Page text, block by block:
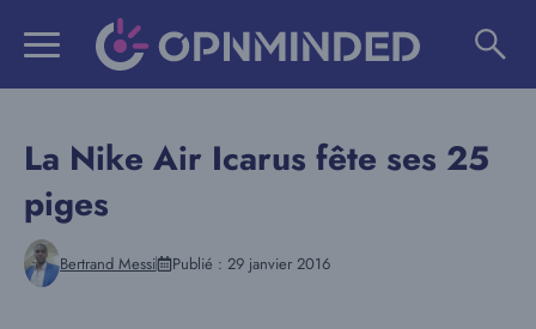
La Nike Air Icarus fête ses 25
piges
Bertrand Messi Publié : 29 janvier 2016